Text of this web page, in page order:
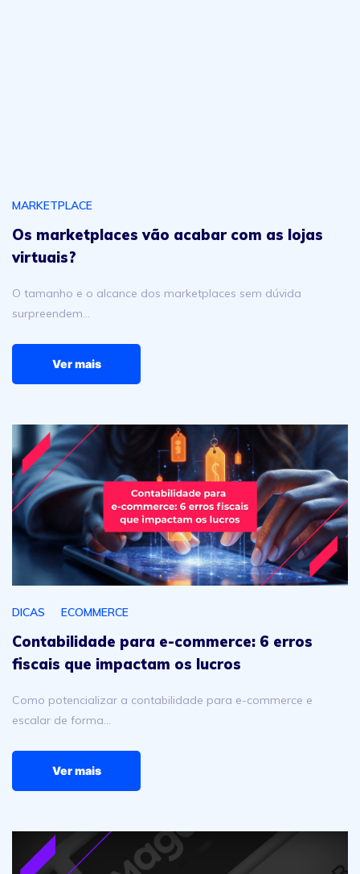
MARKETPLACE
Os marketplaces vão acabar com as lojas
virtuais?
O tamanho e o alcance dos marketplaces sem dúvida
surpreendem…
Ver mais
Contabilidade para e-commerce: 6 erros fiscais que
DICAS ECOMMERCE
Contabilidade para e-commerce: 6 erros
fiscais que impactam os lucros
Como potencializar a contabilidade para e-commerce e
escalar de forma…
Ver mais
Mercado Livre e Shopee podem acabar com seu negócio